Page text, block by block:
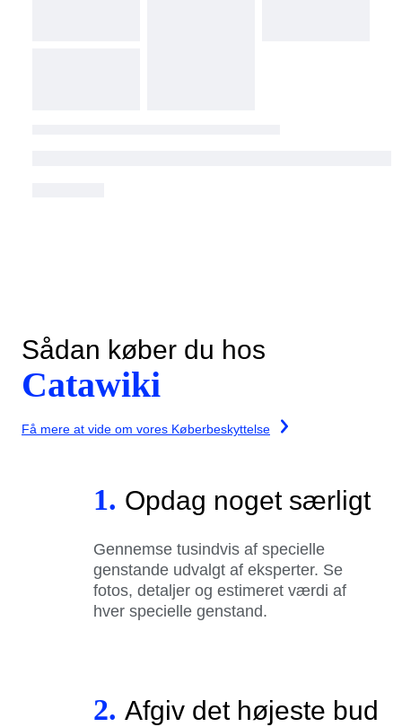
Sådan køber du hos
Catawiki
Få mere at vide om vores Køberbeskyttelse
1. Opdag noget særligt
Gennemse tusindvis af specielle
genstande udvalgt af eksperter. Se
fotos, detaljer og estimeret værdi af
hver specielle genstand.
2. Afgiv det højeste bud